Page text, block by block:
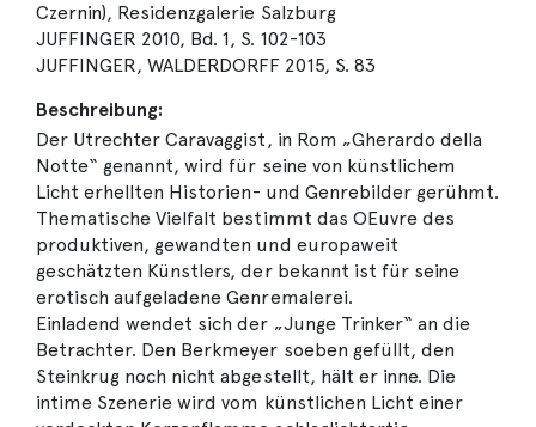
Czernin), Residenzgalerie Salzburg
JUFFINGER 2010, Bd. 1, S. 102-103
JUFFINGER, WALDERDORFF 2015, S. 83
Beschreibung:
Der Utrechter Caravaggist, in Rom „Gherardo della
Notte“ genannt, wird für seine von künstlichem
Licht erhellten Historien- und Genrebilder gerühmt.
Thematische Vielfalt bestimmt das OEuvre des
produktiven, gewandten und europaweit
geschätzten Künstlers, der bekannt ist für seine
erotisch aufgeladene Genremalerei.
Einladend wendet sich der „Junge Trinker“ an die
Betrachter. Den Berkmeyer soeben gefüllt, den
Steinkrug noch nicht abgestellt, hält er inne. Die
intime Szenerie wird vom künstlichen Licht einer